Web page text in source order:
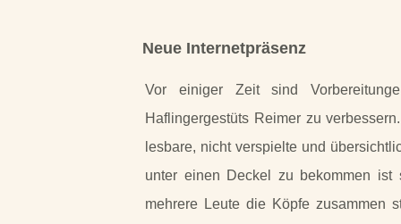
Neue Internetpräsenz
Vor einiger Zeit sind
Haflingergestüts Reimer zu
lesbare, nicht verspielte und
unter einen Deckel zu bekommen
mehrere Leute die Köpfe zusammen